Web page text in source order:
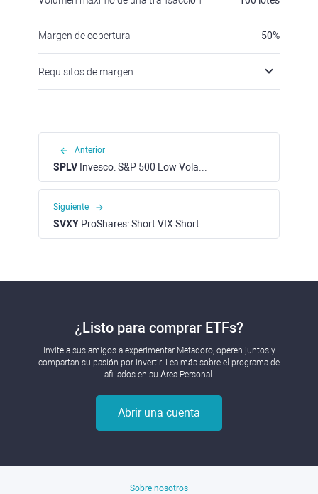
Margen de cobertura 50%
Requisitos de margen
Anterior
SPLV Invesco: S&P 500 Low Volatility ETF (NYSE)
Siguiente
SVXY ProShares: Short VIX Short-Term Futures ETF (NYSE)
¿Listo para comprar ETFs?
Invite a sus amigos a experimentar Metadoro, operen juntos y
compartan su pasión por invertir. Lea más sobre el programa de
afiliados en su Área Personal.
Abrir una cuenta
Sobre nosotros